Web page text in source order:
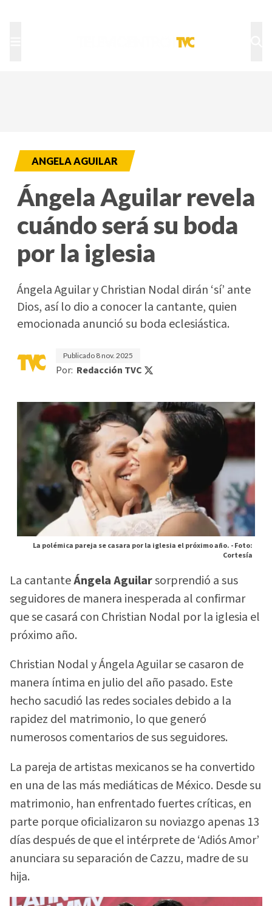
ANGELA AGUILAR
Ángela Aguilar revela
cuándo será su boda
por la iglesia
Ángela Aguilar y Christian Nodal dirán ‘sí’ ante
Dios, así lo dio a conocer la cantante, quien
emocionada anunció su boda eclesiástica.
Publicado 8 nov. 2025
Por: Redacción TVC
La polémica pareja se casara por la iglesia el próximo año. -Foto:
Cortesía
La cantanteÁngela Aguilarsorprendió a sus
seguidores de manera inesperada al confirmar
que se casará con Christian Nodal por la iglesia el
próximo año.
Christian Nodal y Ángela Aguilar se casaron de
manera íntima en julio del año pasado. Este
hecho sacudió las redes sociales debido a la
rapidez del matrimonio, lo que generó
numerosos comentarios de sus seguidores.
La pareja de artistas mexicanos se ha convertido
en una de las más mediáticas de México. Desde su
matrimonio, han enfrentado fuertes críticas, en
parte porque oficializaron su noviazgo apenas 13
días después de que el intérprete de ‘Adiós Amor’
anunciara su separación de Cazzu, madre de su
hija.